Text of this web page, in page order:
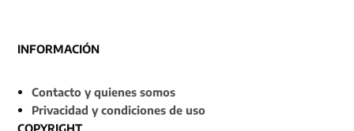
INFORMACIÓN
Contacto y quienes somos
Privacidad y condiciones de uso
COPYRIGHT